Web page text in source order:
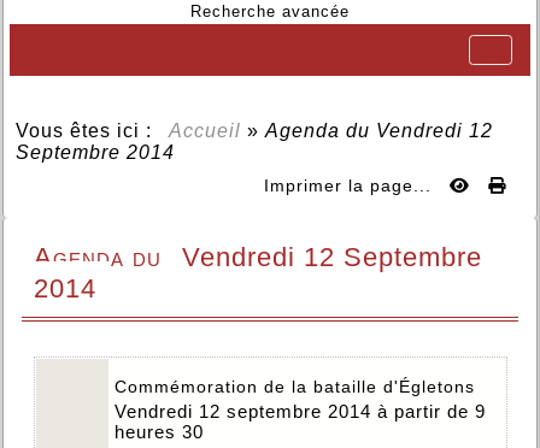
Recherche avancée
Vous êtes ici : Accueil » Agenda du Vendredi 12
Septembre 2014
Imprimer la page...
Agenda du
Vendredi 12 Septembre
2014
Commémoration de la bataille d'Égletons
Vendredi 12 septembre 2014 à partir de 9
heures 30